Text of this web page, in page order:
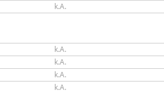
k.A.
k.A.
k.A.
k.A.
k.A.